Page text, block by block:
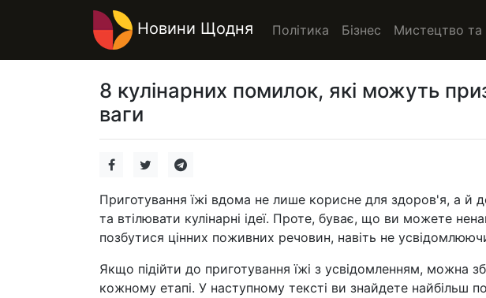
Новини Щодня Політика Бізнес Мистецтво та
8 кулінарних помилок, які можуть
ваги
Приготування їжі вдома не лише корисне для здоров'я, а й
та втілювати кулінарні ідеї. Проте, буває, що ви можете
позбутися цінних поживних речовин, навіть не
Якщо підійти до приготування їжі з усвідомленням, можна
кожному етапі. У наступному тексті ви знайдете найбільш